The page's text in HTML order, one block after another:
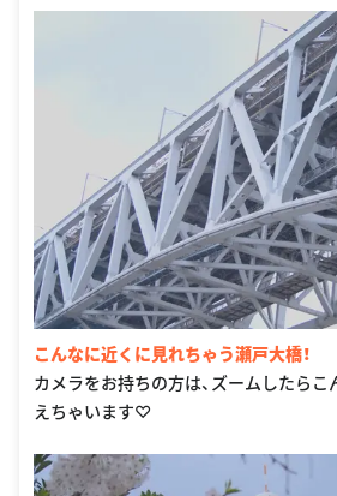
こんなに近くに見れちゃう瀬戸大橋！
カメラをお持ちの方は、ズームしたら
えちゃいます♡